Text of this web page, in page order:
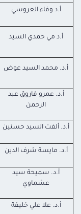
أ.د وفاء العروسي
أ.د مي حمدي السيد
أ.د. محمد السيد عوض
أ.د. عمرو فاروق عبد
الرحمن
أ.د. ألفت السيد حسنين
أ.د. مايسة شرف الدين
أ.د. سميحة سيد
عشماوي
أ.د. علا علي خليفة